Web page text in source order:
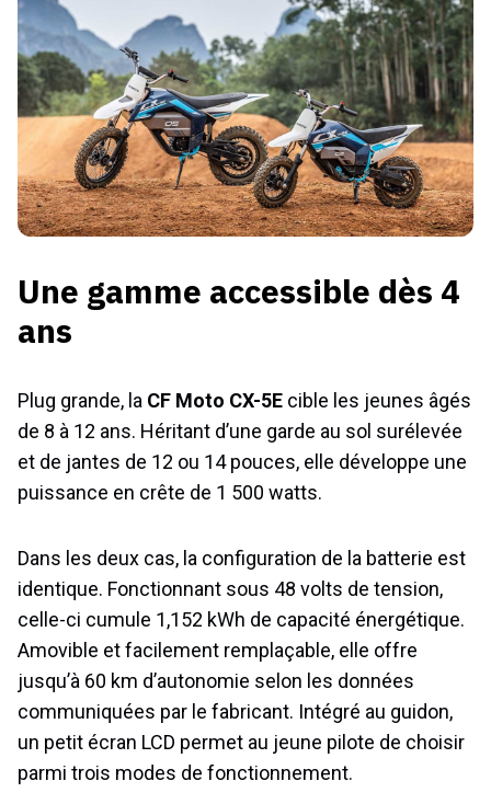
Une gamme accessible dès 4
ans
Plug grande, la CF Moto CX-5E cible les jeunes âgés
de 8 à 12 ans. Héritant d’une garde au sol surélevée
et de jantes de 12 ou 14 pouces, elle développe une
puissance en crête de 1 500 watts.
Dans les deux cas, la configuration de la batterie est
identique. Fonctionnant sous 48 volts de tension,
celle-ci cumule 1,152 kWh de capacité énergétique.
Amovible et facilement remplaçable, elle offre
jusqu’à 60 km d’autonomie selon les données
communiquées par le fabricant. Intégré au guidon,
un petit écran LCD permet au jeune pilote de choisir
parmi trois modes de fonctionnement.